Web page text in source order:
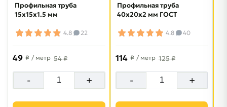
Профильная труба
15х15х1.5 мм
4.8 22
49 ₽ / метр 54 ₽
- +
Профильная труба
40х20х2 мм ГОСТ
4.8 40
114 ₽ / метр 125 ₽
- +